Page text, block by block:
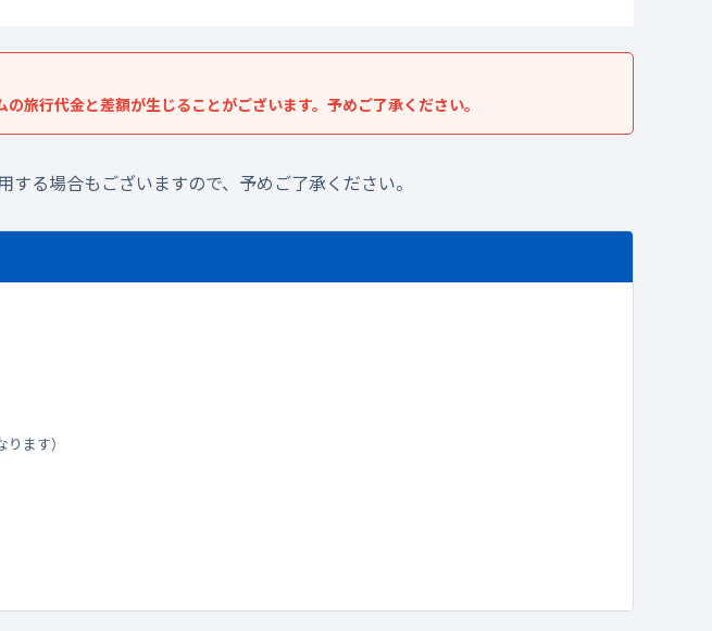
旅行代金と差額が生じることがございます。予めご了承ください。
る場合もございますので、予めご了承ください。
ます）